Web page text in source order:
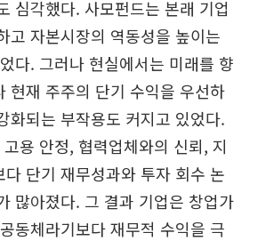
심각했다. 사모펀드는 본래 기업
고 자본시장의 역동성을 높이는
다. 그러나 현실에서는 미래를 향
현재 주주의 단기 수익을 우선하
화되는 부작용도 커지고 있었다.
용 안정, 협력업체와의 신뢰, 지
단기 재무성과와 투자 회수 논
많아졌다. 그 결과 기업은 창업가
동체라기보다 재무적 수익을 극